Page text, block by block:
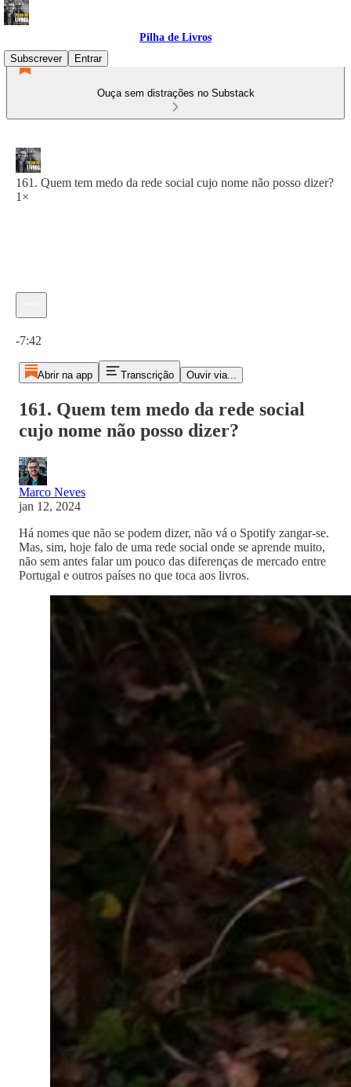
Pilha de Livros
Subscrever
Entrar
Ouça sem distrações no Substack
161. Quem tem medo da rede social cujo nome não posso dizer?
1×
-7:42
Abrir na app Transcrição Ouvir via...
161. Quem tem medo da rede social
cujo nome não posso dizer?
Marco Neves
jan 12, 2024
Há nomes que não se podem dizer, não vá o Spotify zangar-se.
Mas, sim, hoje falo de uma rede social onde se aprende muito,
não sem antes falar um pouco das diferenças de mercado entre
Portugal e outros países no que toca aos livros.